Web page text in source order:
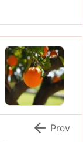
 Prev